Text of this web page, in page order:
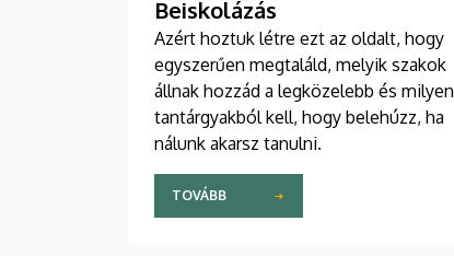
Beiskolázás
Azért hoztuk létre ezt az oldalt, hogy
egyszerűen megtaláld, melyik szakok
állnak hozzád a legközelebb és milyen
tantárgyakból kell, hogy belehúzz, ha
nálunk akarsz tanulni.
TOVÁBB